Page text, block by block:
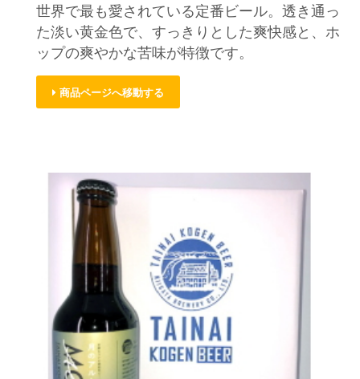
世界で最も愛されている定番ビール。透き通っ
た淡い黄金色で、すっきりとした爽快感と、ホ
ップの爽やかな苦味が特徴です。
商品ページへ移動する